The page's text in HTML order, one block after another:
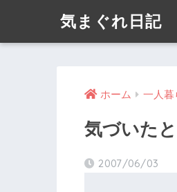
気まぐれ日記
ホーム 一人暮
気づいた
2007/06/03